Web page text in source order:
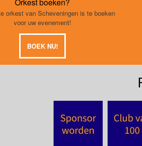
orkest van Scheveningen is te boeken
voor uw evenement!
BOEK NU!